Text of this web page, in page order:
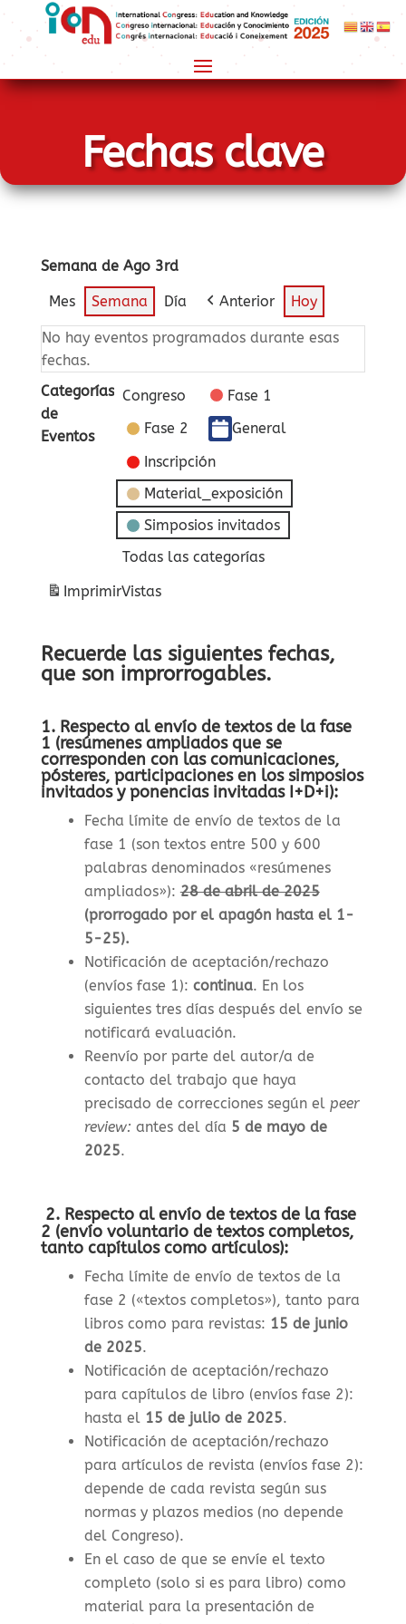
Fechas clave
Semana de Ago 3rd
Mes Semana Día Anterior Hoy
No hay eventos programados durante esas
fechas.
Categorías
de
Eventos
Congreso
Fase 1
Fase 2
General
Inscripción
Material_exposición
Simposios invitados
Todas las categorías
ImprimirVistas
Recuerde las siguientes fechas,
que son improrrogables.
1. Respecto al envío de textos de la fase
1 (resúmenes ampliados que se
corresponden con las comunicaciones,
pósteres, participaciones en los simposios
invitados y ponencias invitadas I+D+i):
Fecha límite de envío de textos de la
fase 1 (son textos entre 500 y 600
palabras denominados «resúmenes
ampliados»):28 de abril de 2025
(prorrogado por el apagón hasta el 1-
5-25).
Notificación de aceptación/rechazo
(envíos fase 1): continua. En los
siguientes tres días después del envío se
notificará evaluación.
Reenvío por parte del autor/a de
contacto del trabajo que haya
precisado de correcciones según el peer
review: antes del día 5 de mayo de
2025.
2. Respecto al envío de textos de la fase
2 (envío voluntario de textos completos,
tanto capítulos como artículos):
Fecha límite de envío de textos de la
fase 2 («textos completos»), tanto para
libros como para revistas: 15 de junio
de 2025.
Notificación de aceptación/rechazo
para capítulos de libro (envíos fase 2):
hasta el 15 de julio de 2025.
Notificación de aceptación/rechazo
para artículos de revista (envíos fase 2):
depende de cada revista según sus
normas y plazos medios (no depende
del Congreso).
En el caso de que se envíe el texto
completo (solo si es para libro) como
material para la presentación de